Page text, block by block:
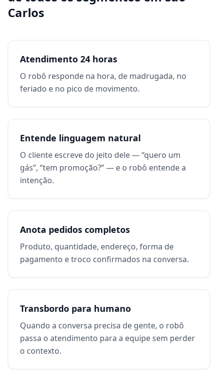
Carlos
Atendimento 24 horas
O robô responde na hora, de madrugada, no
feriado e no pico de movimento.
Entende linguagem natural
O cliente escreve do jeito dele — “quero um
gás”, “tem promoção?” — e o robô entende a
intenção.
Anota pedidos completos
Produto, quantidade, endereço, forma de
pagamento e troco confirmados na conversa.
Transbordo para humano
Quando a conversa precisa de gente, o robô
passa o atendimento para a equipe sem perder
o contexto.